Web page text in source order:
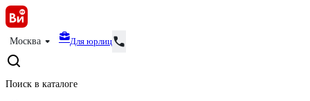
Москва Для юрлиц
Поиск в каталоге